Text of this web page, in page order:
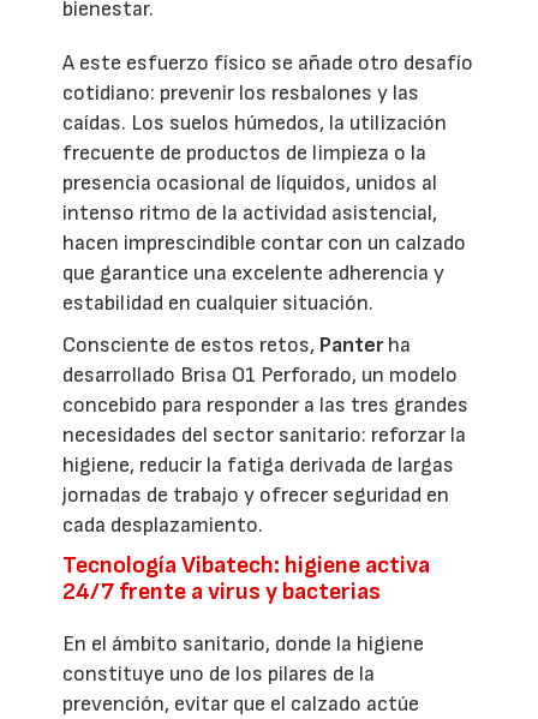
bienestar.
A este esfuerzo físico se añade otro desafío
cotidiano: prevenir los resbalones y las
caídas. Los suelos húmedos, la utilización
frecuente de productos de limpieza o la
presencia ocasional de líquidos, unidos al
intenso ritmo de la actividad asistencial,
hacen imprescindible contar con un calzado
que garantice una excelente adherencia y
estabilidad en cualquier situación.
Consciente de estos retos, Panterha
desarrollado Brisa O1 Perforado, un modelo
concebido para responder a las tres grandes
necesidades del sector sanitario: reforzar la
higiene, reducir la fatiga derivada de largas
jornadas de trabajo y ofrecer seguridad en
cada desplazamiento.
Tecnología Vibatech: higiene activa
24/7 frente a virus y bacterias
En el ámbito sanitario, donde la higiene
constituye uno de los pilares de la
prevención, evitar que el calzado actúe